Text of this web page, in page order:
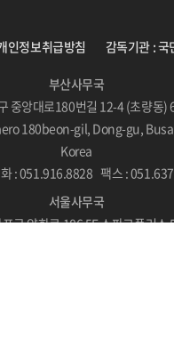
인정보취급방침 감독기관 : 국
부산사무국
중앙대로180번길 12-4 (초량동
180beon-gil, Dong-gu,
Korea
: 051.916.8828 팩스 :
서울사무국
포구 양화로 186 5F 스파크플러